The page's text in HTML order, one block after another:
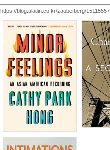
https://blog.aladin.co.kr/zauberberg/15115557